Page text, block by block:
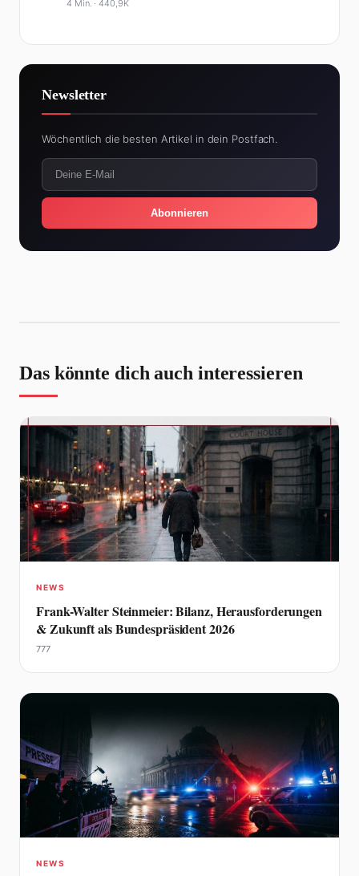
4 Min. ·440,9K
Newsletter
Wöchentlich die besten Artikel in dein Postfach.
Abonnieren
Das könnte dich auch interessieren
NEWS
Frank-Walter Steinmeier: Bilanz, Herausforderungen
& Zukunft als Bundespräsident 2026
777
NEWS